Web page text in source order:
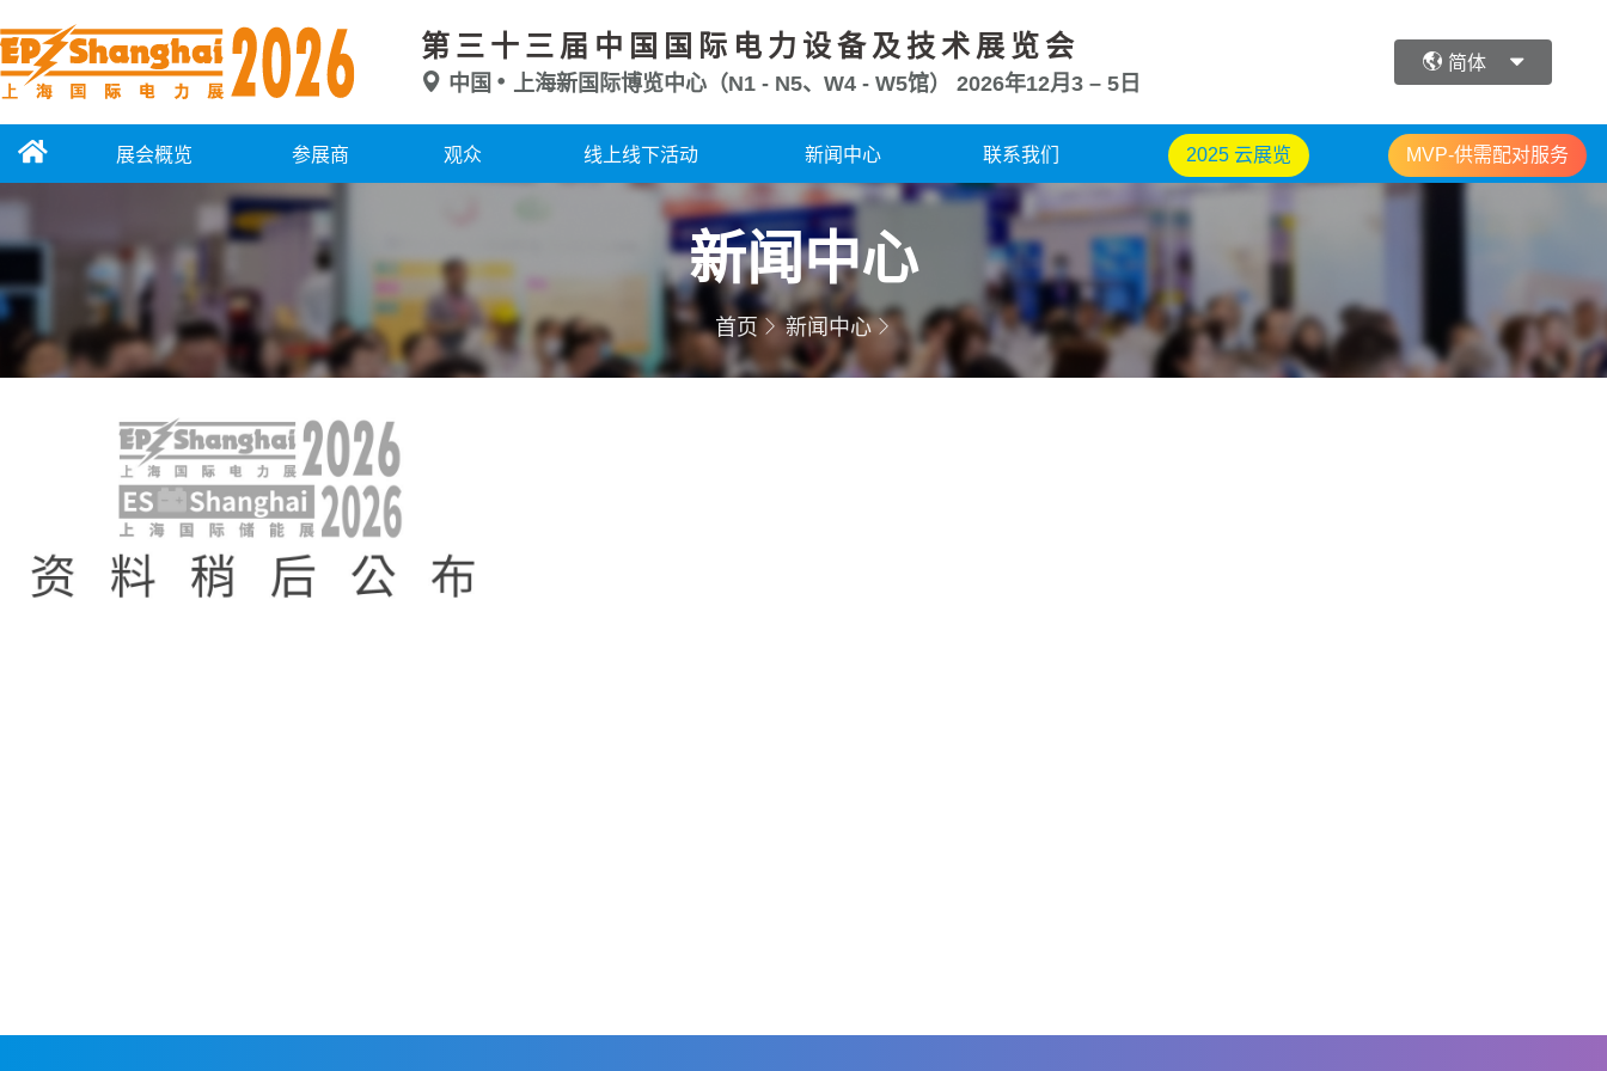
第三十三届中国国际电力设备及技术展览会
中国 上海新国际博览中心（N1 - N5、W4 - W5馆） 2026年12月3 – 5日
简体
展会概览 参展商 观众 线上线下活动 新闻中心 联系我们 2025 云展览 MVP-供需配对服务
新闻中心
首页 新闻中心